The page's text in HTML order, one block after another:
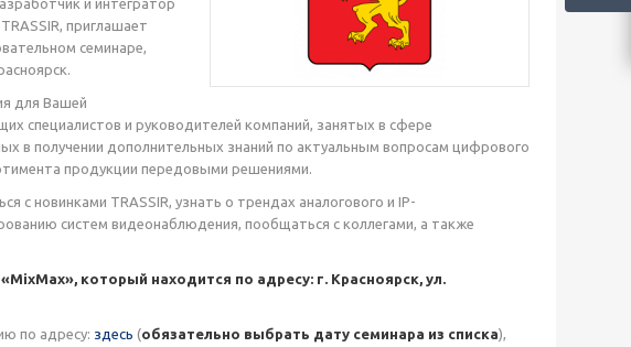
приглашает
семинаре,
для Вашей
специалистов и руководителей компаний, занятых в сфере
в получении дополнительных знаний по актуальным вопросам цифрового
продукции передовыми решениями.
с новинками TRASSIR, узнать о трендах аналогового и IP-
систем видеонаблюдения, пообщаться с коллегами, а также
который находится по адресу: г. Красноярск, ул.
по адресу: здесь (обязательно выбрать дату семинара из списка),